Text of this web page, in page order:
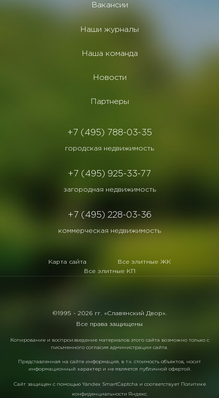
Вакансии
Наши журналы
Наша команда
Новости
Партнеры
+7 (495) 788-03-35
городская недвижимость
+7 (495) 925-33-77
загородная недвижимость
+7 (495) 228-03-36
коммерческая недвижимость
Карта сайта
Все элитные ЖК
Все элитные КП
©1995 - 2026 гг. «Славянский Двор».
Все права защищены
Копирование и воспроизведение материалов этого сайта возможно только с
письменного согласия администрации сайта.
Представленная на сайте информация, в т.ч. стоимость объектов, носит
информационный характер и не является публичной офертой.
Сайт защищен с помощью Yandex SmartCaptcha и соответствует Политике
конфиденциальности Яндекс.